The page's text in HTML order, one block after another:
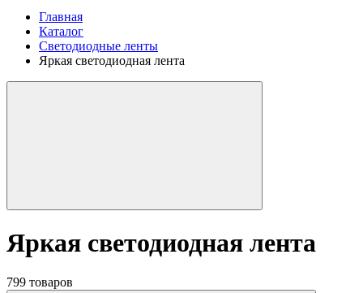
Главная
Каталог
Светодиодные ленты
Яркая светодиодная лента
Яркая светодиодная лента
799 товаров